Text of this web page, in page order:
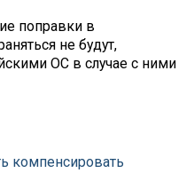
поправки в
не будут,
ОС в случае с ними
компенсировать